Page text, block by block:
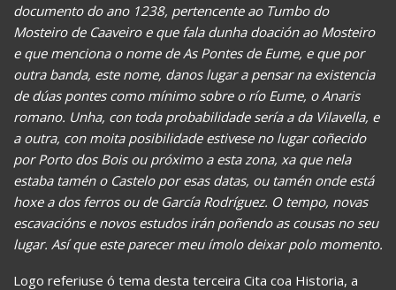
documento do ano 1238, pertencente ao Tumbo do
Mosteiro de Caaveiro e que fala dunha doación ao Mosteiro
e que menciona o nome de As Pontes de Eume, e que por
outra banda, este nome, danos lugar a pensar na existencia
de dúas pontes como mínimo sobre o río Eume, o Anaris
romano. Unha, con toda probabilidade sería a da Vilavella, e
a outra, con moita posibilidade estivese no lugar coñecido
por Porto dos Bois ou próximo a esta zona, xa que nela
estaba tamén o Castelo por esas datas, ou tamén onde está
hoxe a dos ferros ou de García Rodríguez. O tempo, novas
escavacións e novos estudos irán poñendo as cousas no seu
lugar. Así que este parecer meu ímolo deixar polo momento.
Logo referiuse ó tema desta terceira Cita coa Historia, a